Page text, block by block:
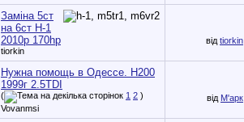
Заміна 5ст
на 6ст H-1
2010р 170hp
tiorkin
від tiorkin
Нужна помощь в Одессе. Н200
1999г 2.5TDI
( 1 2 )
Vovanmsi
від М'арк